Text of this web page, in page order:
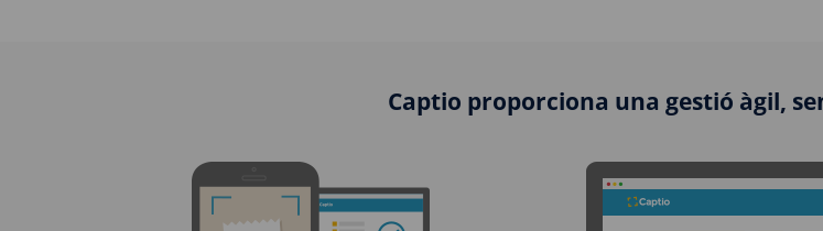
Captio proporciona una gestió àgil,